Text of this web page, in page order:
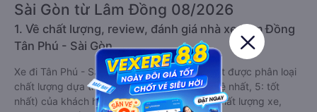
Sài Gòn từ Lâm Đồng 08/2026
1. Về chất lượng, review, đánh giá nhà xe Lâm Đồng
Tân Phú - Sài Gòn
Xe đi Tân Phú - Sài Gòn từ Lâm Đồng tốt nhất được phân loại
chất lượng dựa trên đánh giá từ 1 đến 5 (1: tệ nhất, 5: tốt
nhất) của khách hàng với các tiêu chí như: Chất lượng xe,